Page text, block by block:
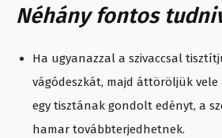
Néhány fontos
Ha ugyanazzal a szivaccsal
vágódeszkát, majd áttöröljük
egy tisztának gondolt edényt, a
hamar továbbterjedhetnek.